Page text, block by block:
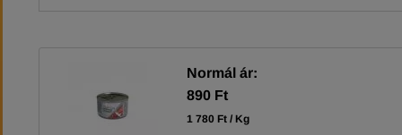
Normál ár:
890 Ft
1 780 Ft / Kg